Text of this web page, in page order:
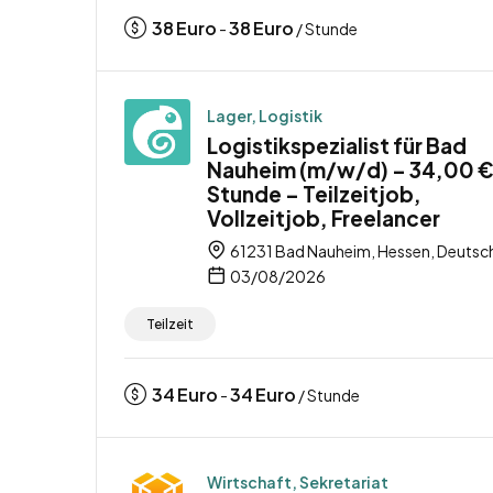
38Euro -38Euro / Stunde
Lager, Logistik
Logistikspezialist für Bad
Nauheim (m/w/d) – 34,00
Stunde – Teilzeitjob,
Vollzeitjob, Freelancer
61231 Bad Nauheim, Hessen,
03/08/2026
Teilzeit
34Euro -34Euro / Stunde
Wirtschaft, Sekretariat